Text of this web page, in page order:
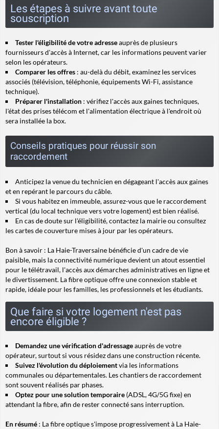
Les étapes à suivre avant toute
souscription
Tester l'éligibilité de votre adresseauprès de plusieurs
fournisseurs d'accès à Internet, car les informations peuvent varier
selon les opérateurs.
Comparer les offres : au-delà du débit, examinez les services
associés (télévision, téléphonie, équipements Wi-Fi, assistance
technique).
Préparer l'installation : vérifiez l'accès aux gaines techniques,
l'état des prises télécom et l'alimentation électrique à l'endroit où
sera installée la box.
Conseils pratiques pour réussir son
raccordement
Anticipez la venue du technicien en dégageant l'accès aux gaines
et en repérant le parcours du câble.
Si vous habitez en immeuble, assurez-vous que le raccordement
vertical (du local technique vers votre logement) est bien réalisé.
En cas de doute sur l'éligibilité, contactez la mairie ou consultez
les cartes de couverture mises à jour par les opérateurs.
Bon à savoir : La Haie-Traversaine bénéficie d'un cadre de vie
paisible, mais la connectivité numérique devient un atout essentiel
pour le télétravail, l'accès aux démarches administratives en ligne et
le divertissement. La fibre optique offre une connexion stable et
rapide, idéale pour les familles, les professionnels et les étudiants.
Que faire si votre logement n'est pas
encore éligible ?
Demandez une vérification d'adressageauprès de votre
opérateur, surtout si vous résidez dans une construction récente.
Suivez l'évolution du déploiementvia les informations
communales ou départementales. Les chantiers de raccordement
sont souvent réalisés par phases.
Optez pour une solution temporaire (ADSL, 4G/5G fixe) en
attendant la fibre, afin de rester connecté sans interruption.
En résumé : La fibre optique s'impose progressivement à La Haie-